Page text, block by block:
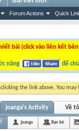
Forum Actions Quick
bài (click vào liên kết
năng để
clicking the link above. You may
joanga's Activity Về
joanga Bạn bè